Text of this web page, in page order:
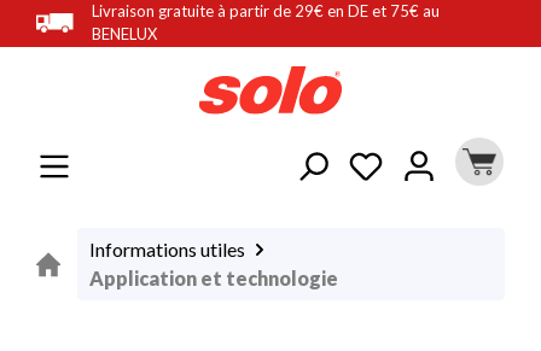
principal
Livraison gratuite à partir de 29€ en DE et 75€ au
BENELUX
Informations utiles
Application et technologie